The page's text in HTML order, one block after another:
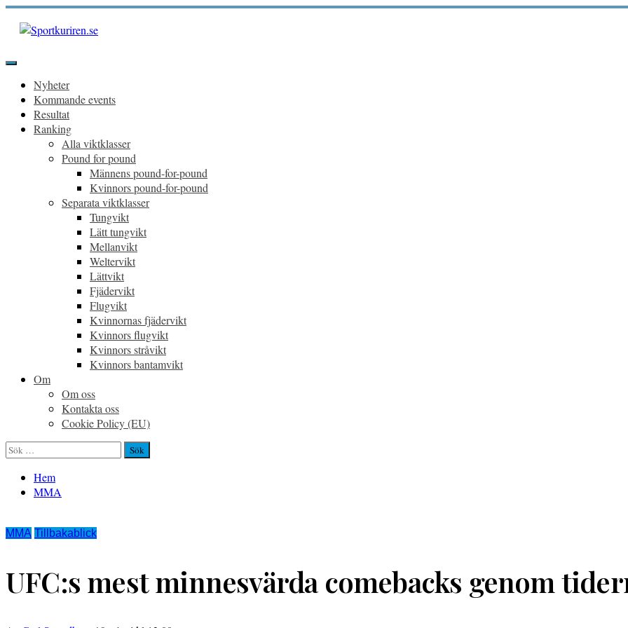
Hoppa
innehåll
Primär
Nyheter
Kommande events
Resultat
Ranking
Alla viktklasser
Pound for pound
Männens pound-for-pound
Kvinnors pound-for-pound
Separata viktklasser
Tungvikt
Lätt tungvikt
Mellanvikt
Weltervikt
Lättvikt
Fjädervikt
Flugvikt
Kvinnornas fjädervikt
Kvinnors flugvikt
Kvinnors stråvikt
Kvinnors bantamvikt
Om
Om oss
Kontakta oss
Cookie Policy (EU)
Sök
efter:
Hem
MMA
MMA Tillbakablick
UFC:s mest minnesvärda comebacks genom